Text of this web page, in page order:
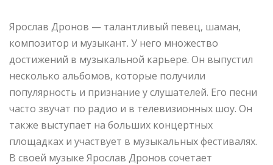
Ярослав Дронов — талантливый певец, шаман,
композитор и музыкант. У него множество
достижений в музыкальной карьере. Он выпустил
несколько альбомов, которые получили
популярность и признание у слушателей. Его песни
часто звучат по радио и в телевизионных шоу. Он
также выступает на больших концертных
площадках и участвует в музыкальных фестивалях.
В своей музыке Ярослав Дронов сочетает